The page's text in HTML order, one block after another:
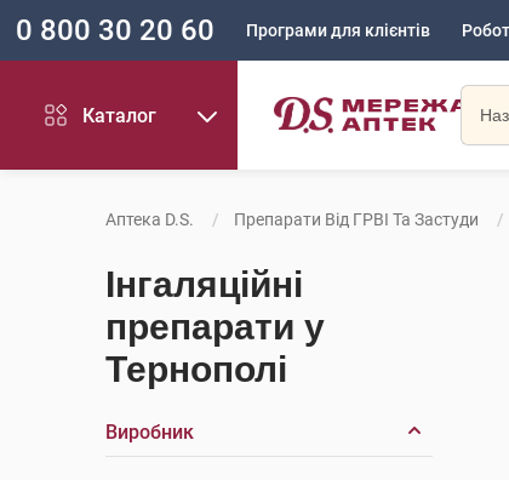
0 800 30 20 60 Програми для клієнтів
Каталог
Аптека D.S. Препарати Від ГРВІ Та Застуди
Інгаляційні
препарати у
Тернополі
Виробник